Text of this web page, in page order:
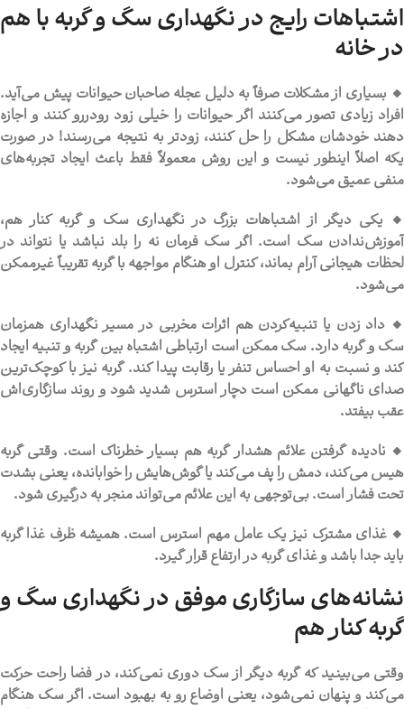
اشتباهات رایج در نگهداری سگ و گربه با هم
در خانه
🔸 بسیاری از مشکلات صرفاً به دلیل عجله صاحبان حیوانات پیش می‌آید.
افراد زیادی تصور می‌کنند اگر حیوانات را خیلی زود رودررو کنند و اجازه
دهند خودشان مشکل را حل کنند، زودتر به نتیجه می‌رسند! در صورت
یکه اصلاً اینطور نیست و این روش معمولاً فقط باعث ایجاد تجربه‌های
منفی عمیق می‌شود.
🔸 یکی دیگر از اشتباهات بزرگ در نگهداری سگ و گربه کنار هم،
آموزش‌ندادن سگ است. اگر سگ فرمان نه را بلد نباشد یا نتواند در
لحظات هیجانی آرام بماند، کنترل او هنگام مواجهه با گربه تقریباً غیرممکن
می‌شود.
🔸 داد زدن یا تنبیه‌کردن هم اثرات مخربی در مسیر نگهداری همزمان
سگ و گربه دارد. سگ ممکن است ارتباطی اشتباه بین گربه و تنبیه ایجاد
کند و نسبت به او احساس تنفر یا رقابت پیدا کند. گربه نیز با کوچک‌ترین
صدای ناگهانی ممکن است دچار استرس شدید شود و روند سازگاری‌اش
عقب بیفتد.
🔸 نادیده گرفتن علائم هشدار گربه هم بسیار خطرناک است. وقتی گربه
هیس می‌کند، دمش را پف می‌کند یا گوش‌هایش را خوابانده، یعنی بشدت
تحت فشار است. بی‌توجهی به این علائم می‌تواند منجر به درگیری شود.
🔸 غذای مشترک نیز یک عامل مهم استرس است. همیشه ظرف غذا گربه
باید جدا باشد و غذای گربه در ارتفاع قرار گیرد.
نشانه‌های سازگاری موفق در نگهداری سگ و
گربه کنار هم
وقتی می‌بینید که گربه دیگر از سگ دوری نمی‌کند، در فضا راحت حرکت
می‌کند و پنهان نمی‌شود، یعنی اوضاع رو به بهبود است. اگر سگ هنگام